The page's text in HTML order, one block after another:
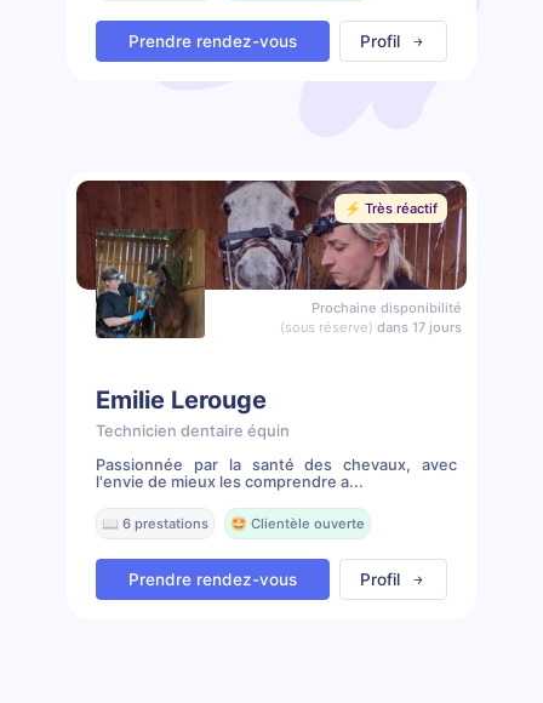
Prendre rendez-vous Profil
⚡️ Très réactif
Prochaine disponibilité
(sous réserve) dans 17 jours
Emilie Lerouge
Technicien dentaire équin
Passionnée par la santé des chevaux, avec
l'envie de mieux les comprendre a...
📖 6 prestations 🤩 Clientèle ouverte
Prendre rendez-vous Profil